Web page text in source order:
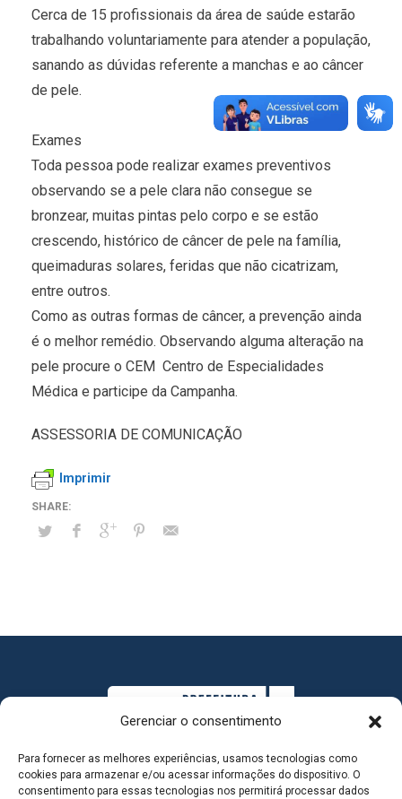
Gerenciar o consentimento
Para fornecer as melhores experiências, usamos tecnologias como
cookies para armazenar e/ou acessar informações do dispositivo. O
consentimento para essas tecnologias nos permitirá processar dados
Cerca de 15 profissionais da área de saúde estarão
trabalhando voluntariamente para atender a população,
sanando as dúvidas referente a manchas e ao câncer
de pele.
Exames
Toda pessoa pode realizar exames preventivos
observando se a pele clara não consegue se
bronzear, muitas pintas pelo corpo e se estão
crescendo, histórico de câncer de pele na família,
queimaduras solares, feridas que não cicatrizam,
entre outros.
Como as outras formas de câncer, a prevenção ainda
é o melhor remédio. Observando alguma alteração na
pele procure o CEM  Centro de Especialidades
Médica e participe da Campanha.
ASSESSORIA DE COMUNICAÇÃO
Imprimir